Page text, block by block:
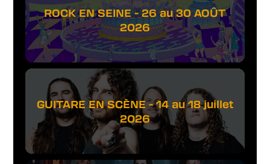
ROCK EN SEINE - 26 au 30 AOÛT
2026
GUITARE EN SCÈNE - 14 au 18 juillet
2026